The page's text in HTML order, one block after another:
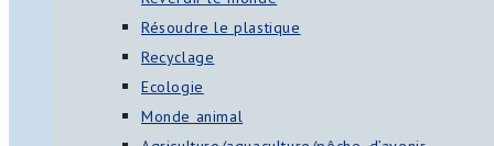
Résoudre le plastique
Recyclage
Ecologie
Monde animal